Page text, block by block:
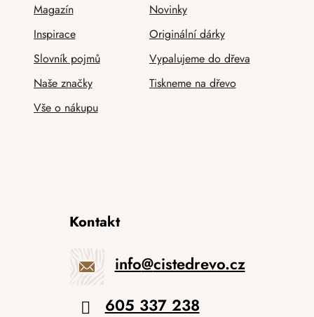
Magazín
Inspirace
Slovník pojmů
Naše značky
Vše o nákupu
Novinky
Originální dárky
Vypalujeme do dřeva
Tiskneme na dřevo
Kontakt
info@cistedrevo.cz
605 337 238